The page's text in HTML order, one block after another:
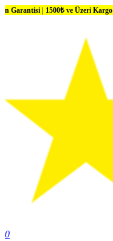
1500₺ ve Üzeri Kargo BEDAVA
0